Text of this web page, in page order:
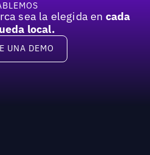
sea la elegida en cada
local.
demo
UNA DEMO